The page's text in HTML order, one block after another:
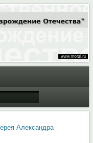
Отечества"
Александра